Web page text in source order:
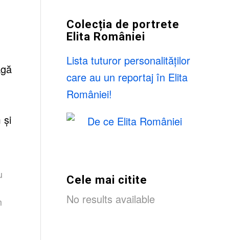
și
Colecția de portrete
Elita României
Lista tuturor personalităților
care au un reportaj în Elita
României!
Cele mai citite
No results available